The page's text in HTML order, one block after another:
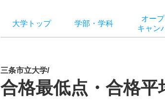
大学トップ 学部 ・ 学科
オー
キャン
三条市立大学/
合格最低点・合格平